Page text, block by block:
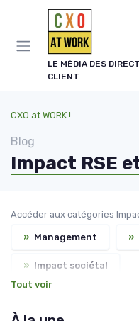
LE MÉDIA DES
CLIENT
CXO at WORK !
Blog
Impact RSE
Accéder aux catégories
» Management »
» Impact sociétal
Tout voir
Panneau de gestion des